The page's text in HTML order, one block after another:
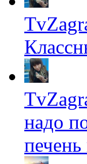
надо